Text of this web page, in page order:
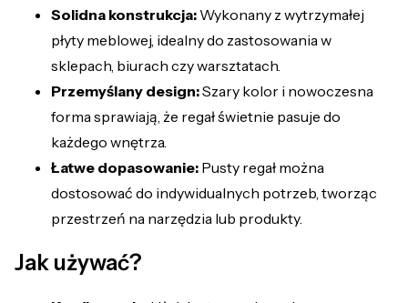
Solidna konstrukcja: Wykonany z wytrzymałej
płyty meblowej, idealny do zastosowania w
sklepach, biurach czy warsztatach.
Przemyślany design:Szary kolor i nowoczesna
forma sprawiają, że regał świetnie pasuje do
każdego wnętrza.
Łatwe dopasowanie: Pusty regał można
dostosować do indywidualnych potrzeb, tworząc
przestrzeń na narzędzia lub produkty.
Jak używać?